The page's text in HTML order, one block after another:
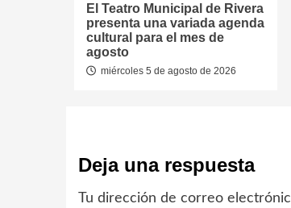
El Teatro Municipal de Rivera
presenta una variada agenda
cultural para el mes de
agosto
miércoles 5 de agosto de 2026
Deja una respuesta
Tu dirección de correo